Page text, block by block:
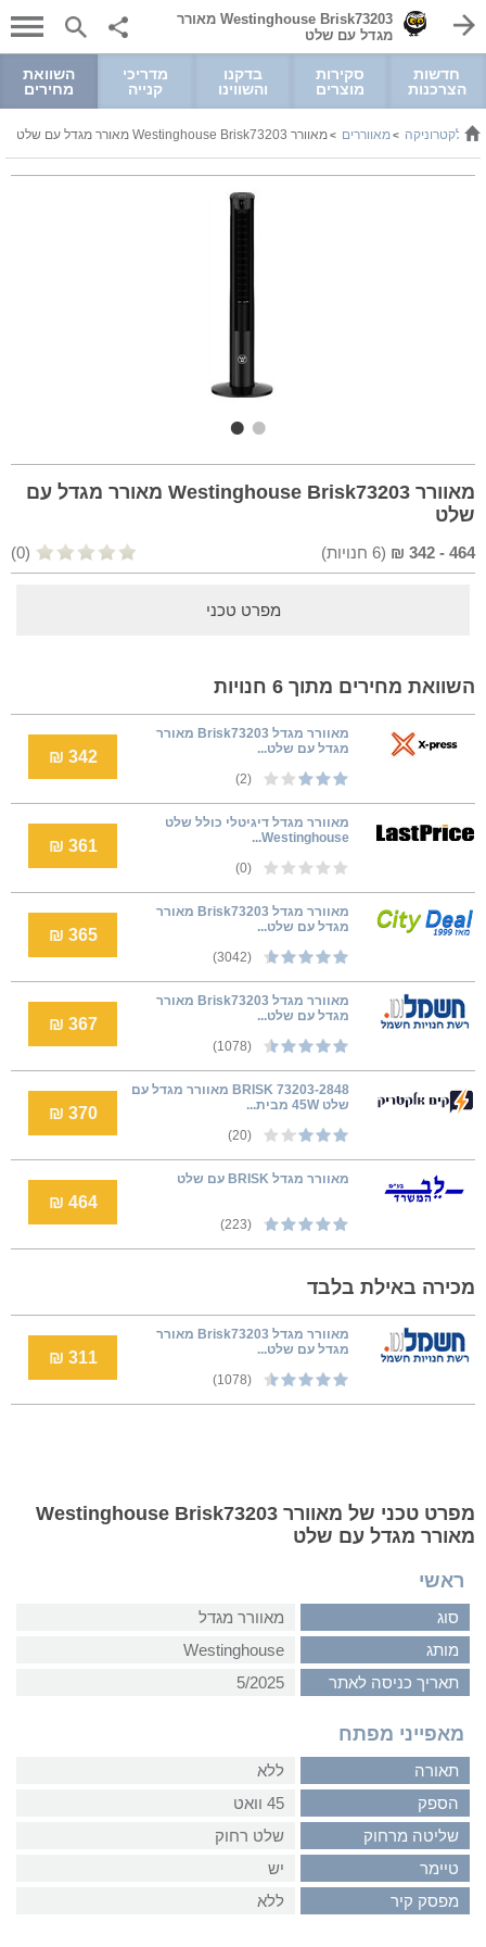
Westinghouse Brisk73203 מאורר
מגדל עם שלט
חדשות
הצרכנות
סקירות
מוצרים
בדקנו
והשווינו
מדריכי
קנייה
השוואת
מחירים
ואלקטרוניקה >מאווררים >מאוורר Westinghouse Brisk73203 מאורר מגדל עם שלט
מאוורר Westinghouse Brisk73203 מאורר מגדל עם
שלט
464
-
342
₪
(
6 חנויות) (0)
מפרט טכני
השוואת מחירים מתוך 6 חנויות
‏מאוורר מגדל Brisk73203 מאורר
מגדל עם שלט...
(2)
342 ₪
מאוורר מגדל דיגיטלי כולל שלט
Westinghouse...
(0)
361 ₪
‏מאוורר מגדל Brisk73203 מאורר
מגדל עם שלט...
(3042)
365 ₪
‏מאוורר מגדל Brisk73203 מאורר
מגדל עם שלט...
(1078)
367 ₪
73203-2848 BRISK מאוורר מגדל עם
שלט 45W מבית...
(20)
370 ₪
מאוורר מגדל BRISK עם שלט
(223)
464 ₪
מכירה באילת בלבד
‏מאוורר מגדל Brisk73203 מאורר
מגדל עם שלט...
(1078)
311 ₪
מפרט טכני של מאוורר Westinghouse Brisk73203
מאורר מגדל עם שלט
ראשי
סוג
מאוורר מגדל
מותג
Westinghouse
תאריך כניסה לאתר
5/2025
מאפייני מפתח
תאורה
ללא
הספק
45 וואט
שליטה מרחוק
שלט רחוק
טיימר
יש
מפסק קיר
ללא